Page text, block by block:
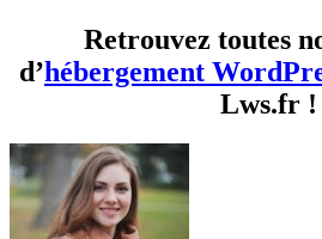
Retrouvez toutes
d’hébergement
Lws.fr !